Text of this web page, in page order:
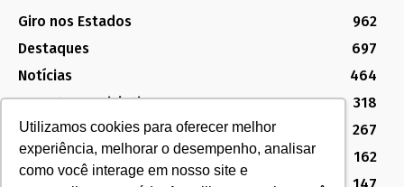
Utilizamos cookies para oferecer melhor
experiência, melhorar o desempenho, analisar
como você interage em nosso site e
Giro nos Estados
962
Destaques
697
Notícias
464
Assuntos Legislativos
318
Política Sindical e Institucional
267
Destaques do Legislativo
162